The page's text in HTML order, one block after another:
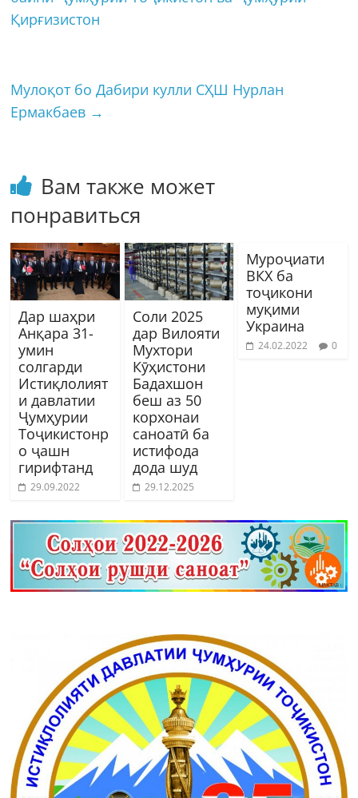
Қирғизистон
Мулоқот бо Дабири кулли СҲШ Нурлан
Ермакбаев →
Вам также может
понравиться
Дар шаҳри
Анқара 31-
умин
солгарди
Истиқлолият
и давлатии
Ҷумҳурии
Тоҷикистонр
о ҷашн
гирифтанд
29.09.2022
Соли 2025
дар Вилояти
Мухтори
Кӯҳистони
Бадахшон
беш аз 50
корхонаи
саноатӣ ба
истифода
дода шуд
29.12.2025
Муроҷиати
ВКХ ба
тоҷикони
муқими
Украина
24.02.2022 0